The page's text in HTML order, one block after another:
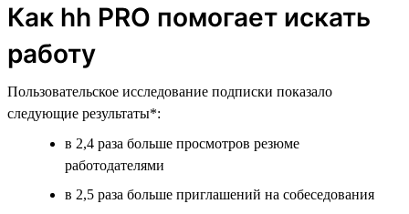
Как hh PRO помогает искать
работу
Пользовательское исследование подписки показало
следующие результаты*:
в 2,4 раза больше просмотров резюме
работодателями
в 2,5 раза больше приглашений на собеседования